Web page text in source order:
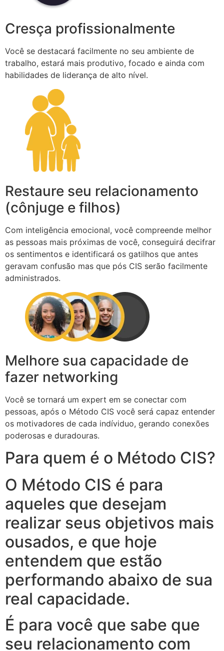
Cresça profissionalmente
Você se destacará facilmente no seu ambiente de
trabalho, estará mais produtivo, focado e ainda com
habilidades de liderança de alto nível.
Restaure seu relacionamento
(cônjuge e filhos)
Com inteligência emocional, você compreende melhor
as pessoas mais próximas de você, conseguirá decifrar
os sentimentos e identificará os gatilhos que antes
geravam confusão mas que pós CIS serão facilmente
administrados.
Melhore sua capacidade de
fazer networking
Você se tornará um expert em se conectar com
pessoas, após o Método CIS você será capaz entender
os motivadores de cada indíviduo, gerando conexões
poderosas e duradouras.
Para quem é o Método CIS?
O Método CIS é para
aqueles que desejam
realizar seus objetivos mais
ousados, e que hoje
entendem que estão
performando abaixo de sua
real capacidade.
É para você que sabe que
seu relacionamento com